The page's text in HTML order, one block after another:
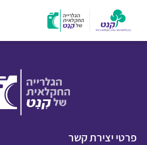
פרטי יצירת קשר